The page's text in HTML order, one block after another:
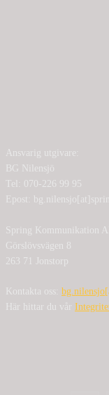
Ansvarig utgivare:
BG Nilensjö
Tel: 070-226 99 95
Epost:
Spring Kommunikation AB
Görslövsvägen 8
263 71 Jonstorp
Kontakta oss:
Här hittar du vår